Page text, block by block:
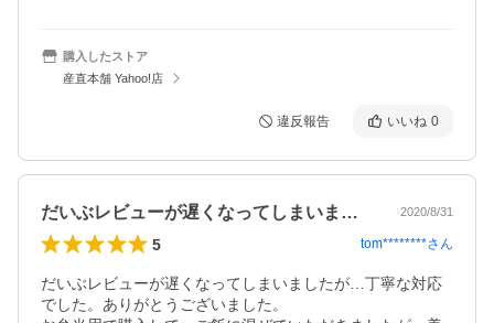
購入したストア
産直本舗 Yahoo!店
違反報告 いいね 0
だいぶレビューが遅くなってしまいました… 2020/8/31
5 tom********さん
だいぶレビューが遅くなってしまいましたが…丁寧な対応
でした。ありがとうございました。